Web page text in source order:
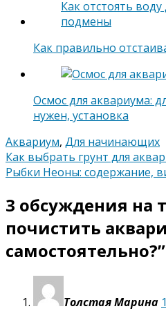
Как правильно
Осмос для аквариума:
нужен, установка
Аквариум, Для начинающих
Навигация
по
записям
Как выбрать грунт для
Рыбки Неоны: содержание,
3 обсуждения на
почистить
самостоятельно?”
Толстая Марина